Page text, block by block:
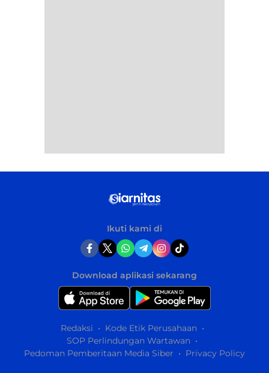
Ikuti kami di
Download aplikasi sekarang
Redaksi
Kode Etik Perusahaan
SOP Perlindungan Wartawan
Pedoman Pemberitaan Media Siber
Privacy Policy